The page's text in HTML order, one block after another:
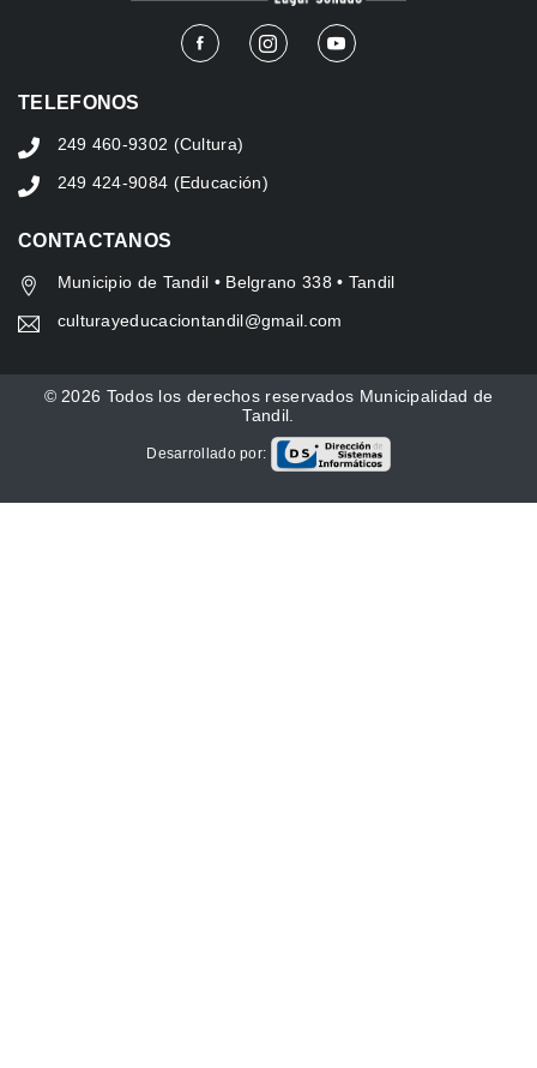
TELEFONOS
249 460-9302 (Cultura)
249 424-9084 (Educación)
CONTACTANOS
Municipio de Tandil • Belgrano 338 • Tandil
culturayeducaciontandil@gmail.com
© 2026 Todos los derechos reservados Municipalidad de
Tandil.
Desarrollado por: